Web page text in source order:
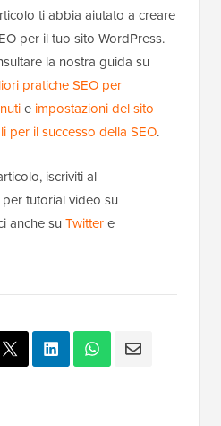
ti abbia aiutato a creare
per il tuo sito WordPress.
la nostra guida su
pratiche SEO per
e impostazioni del sito
per il successo della SEO.
iscriviti al
per tutorial video su
anche su Twittere